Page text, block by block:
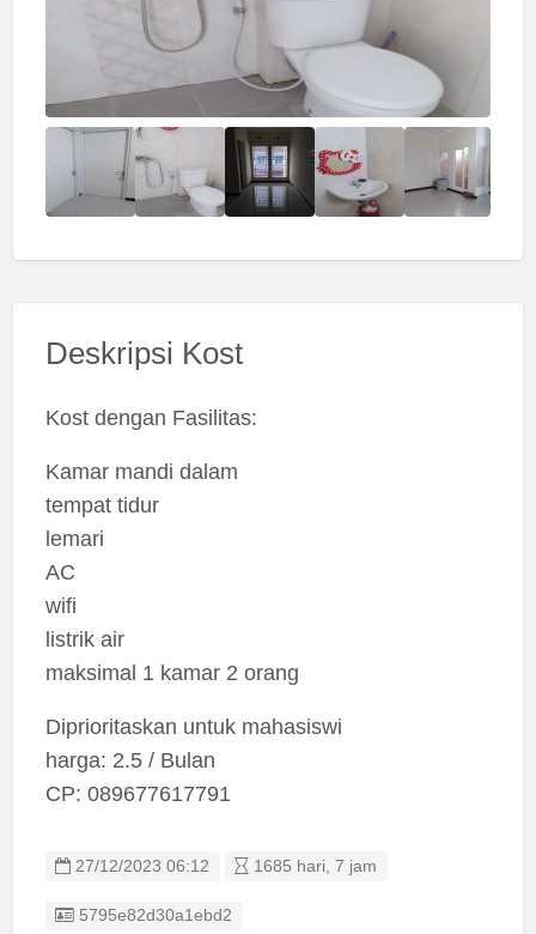
Deskripsi Kost
Kost dengan Fasilitas:
Kamar mandi dalam
tempat tidur
lemari
AC
wifi
listrik air
maksimal 1 kamar 2 orang
Diprioritaskan untuk mahasiswi
harga: 2.5 / Bulan
CP: 089677617791
27/12/2023 06:12 1685 hari, 7 jam
Listing ID
5795e82d30a1ebd2